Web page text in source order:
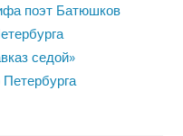
поэт Батюшков
седой»
Петербурга